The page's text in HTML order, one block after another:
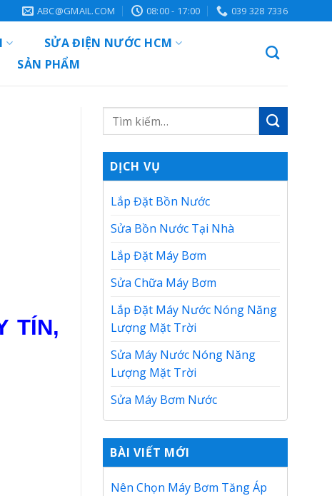
ABC@GMAIL.COM 08:00 - 17:00 039 328 7336
SỬA ĐIỆN NƯỚC HCM
SẢN PHẨM
TÍN,
DỊCH VỤ
Lắp Đặt Bồn Nước
Sửa Bồn Nước Tại Nhà
Lắp Đặt Máy Bơm
Sửa Chữa Máy Bơm
Lắp Đặt Máy Nước Nóng Năng
Lượng Mặt Trời
Sửa Máy Nước Nóng Năng
Lượng Mặt Trời
Sửa Máy Bơm Nước
BÀI VIẾT MỚI
Nên Chọn Máy Bơm Tăng Áp